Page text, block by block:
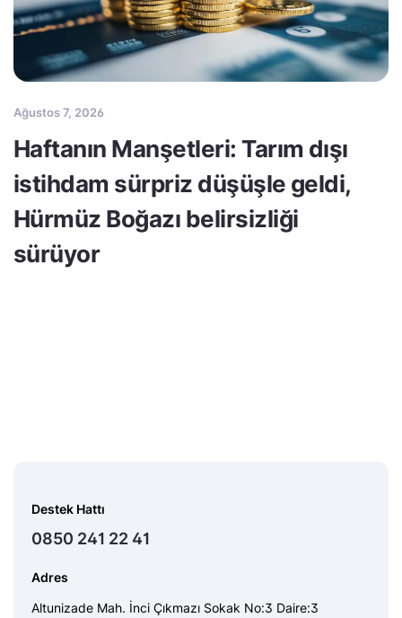
Ağustos 7, 2026
Haftanın Manşetleri: Tarım dışı
istihdam sürpriz düşüşle geldi,
Hürmüz Boğazı belirsizliği
sürüyor
Destek Hattı
0850 241 22 41
Adres
Altunizade Mah. İnci Çıkmazı Sokak No:3 Daire:3